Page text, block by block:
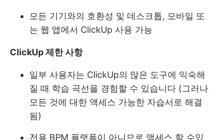
모든 기기와의 호환성 및 데스크톱, 모바일 또
는 웹 앱에서 ClickUp 사용 가능
ClickUp 제한 사항
일부 사용자는 ClickUp의 많은 도구에 익숙해
질 때 학습 곡선을 경험할 수 있습니다 (그러나
모든 것에 대한 액세스 가능한 자습서로 해결
됨)
전용 BPM 플랫폼이 아니므로 액세스 할 수있